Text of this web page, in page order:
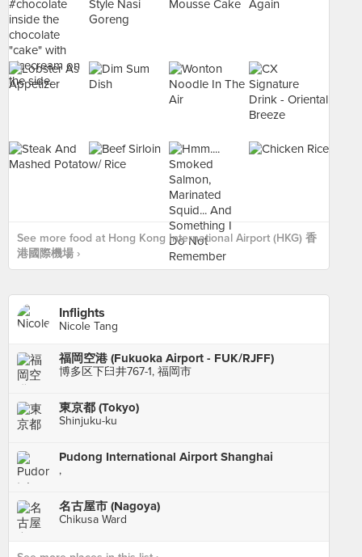
See more food at Hong Kong International Airport (HKG) 香
港國際機場 ›
Inflights
Nicole Tang
福岡空港 (Fukuoka Airport - FUK/RJFF)
博多区下臼井767-1, 福岡市
東京都 (Tokyo)
Shinjuku-ku
Pudong International Airport Shanghai
,
名古屋市 (Nagoya)
Chikusa Ward